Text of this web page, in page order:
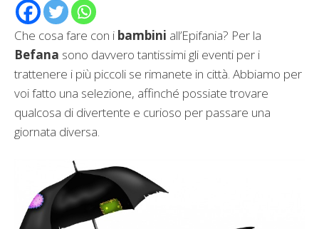
Che cosa fare con i bambini all’Epifania? Per la
Befana sono davvero tantissimi gli eventi per i
trattenere i più piccoli se rimanete in città. Abbiamo per
voi fatto una selezione, affinché possiate trovare
qualcosa di divertente e curioso per passare una
giornata diversa.